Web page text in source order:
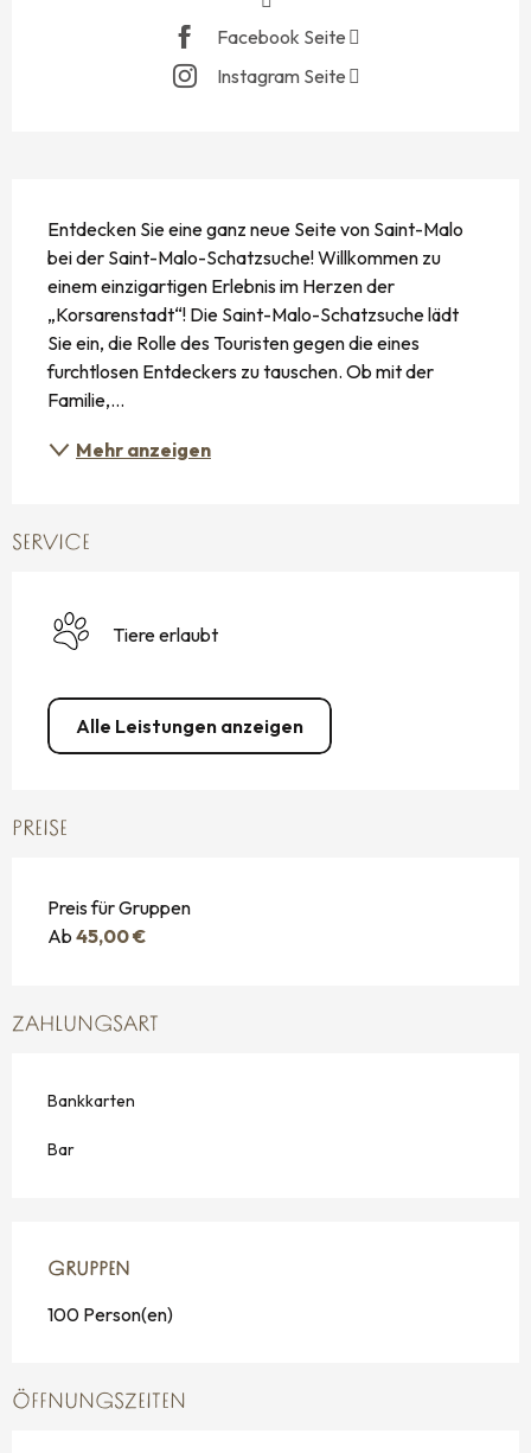
Facebook Seite
Instagram Seite
Entdecken Sie eine ganz neue Seite von Saint-Malo
bei der Saint-Malo-Schatzsuche! Willkommen zu
einem einzigartigen Erlebnis im Herzen der
„Korsarenstadt“! Die Saint-Malo-Schatzsuche lädt
Sie ein, die Rolle des Touristen gegen die eines
furchtlosen Entdeckers zu tauschen. Ob mit der
Familie,...
Mehr anzeigen
SERVICE
Tiere erlaubt
Alle Leistungen anzeigen
PREISE
Preis für Gruppen
Ab 45,00 €
ZAHLUNGSART
Bankkarten
Bar
GRUPPEN
GRUPPEN
100 Person(en)
ÖFFNUNGSZEITEN